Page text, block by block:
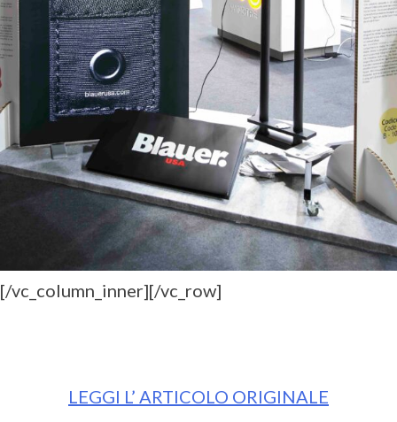
[/vc_column_inner][/vc_row]
LEGGI L’ ARTICOLO ORIGINALE